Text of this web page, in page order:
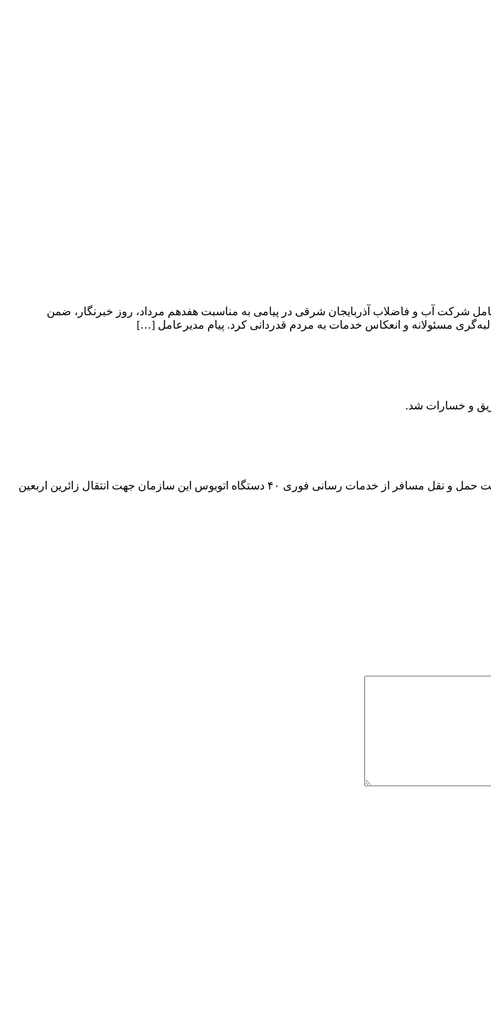
شرکت آب و فاضلاب آذربایجان شرقی در پیامی به مناسبت هفدهم مرداد، روز خبرنگار، ضمن
مسئولانه و انعکاس خدمات به مردم قدردانی کرد. پیام مدیرعامل […]
و خسارات شد.
خدمت رسانی ۴۰ دستگاه اتوبوس تبریز برای انتقال زائرین اربعین از مهران مدیرعامل سازمان مدیریت حمل و نقل مسافر از خدمات رسانی فوری ۴۰ دستگاه اتوبوس این سازمان جهت انتقال زائرین اربعین